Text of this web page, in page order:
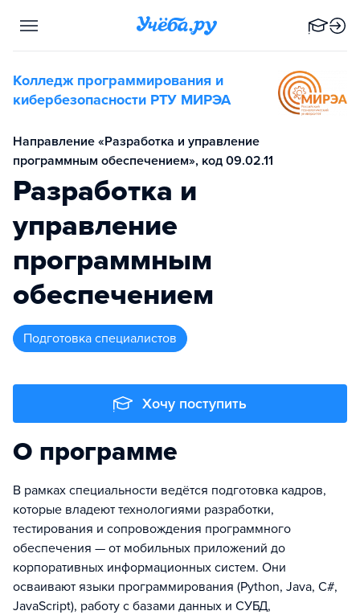
Колледж программирования и
кибербезопасности РТУ МИРЭА
Направление «Разработка и управление
программным обеспечением», код 09.02.11
Разработка и
управление
программным
обеспечением
подготовка специалистов
Хочу поступить
О программе
В рамках специальности ведётся подготовка кадров,
которые владеют технологиями разработки,
тестирования и сопровождения программного
обеспечения — от мобильных приложений до
корпоративных информационных систем. Они
осваивают языки программирования (Python, Java, C#,
JavaScript), работу с базами данных и СУБД,